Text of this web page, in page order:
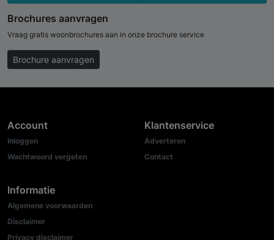
Brochures aanvragen
Vraag gratis woonbrochures aan in onze brochure service
Brochure aanvragen
Account
Inloggen
Wachtwoord vergeten
Informatie
Algemene voorwaarden
Disclaimer
Privacy disclaimer
Klantenservice
Adverteren
Contact